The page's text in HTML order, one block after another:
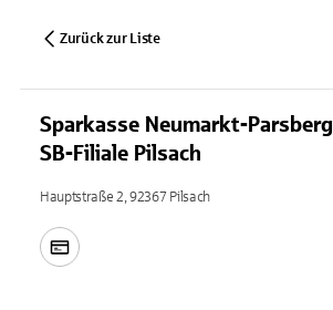
Zurück zur Liste
Sparkasse Neumarkt-Parsberg
SB-Filiale Pilsach
Hauptstraße 2, 92367 Pilsach